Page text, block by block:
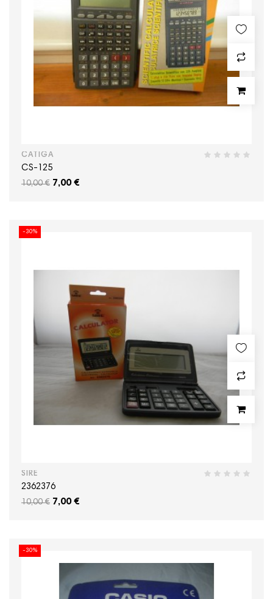
CATIGA
CS-125
10,00 € 7,00 €
-30%
SIRE
2362376
10,00 € 7,00 €
-30%